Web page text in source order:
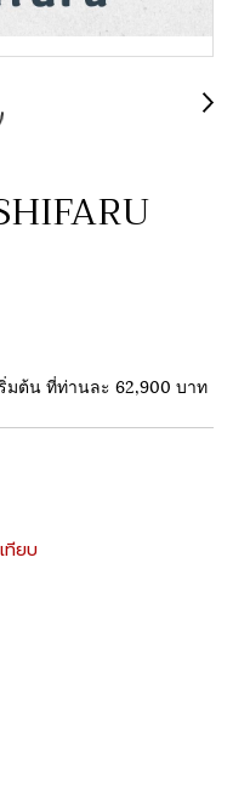
มต้น ที่ท่านละ 62,900 บาท
ทียบ